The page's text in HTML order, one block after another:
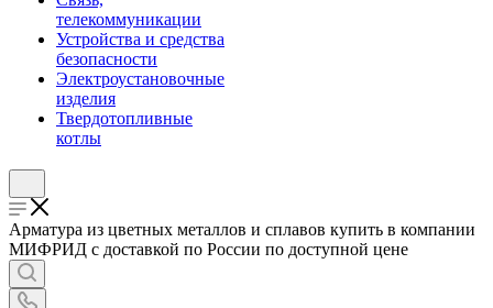
телекоммуникации
Устройства и средства
безопасности
Электроустановочные
изделия
Твердотопливные
котлы
Арматура из цветных металлов и сплавов купить в компании
МИФРИД с доставкой по России по доступной цене